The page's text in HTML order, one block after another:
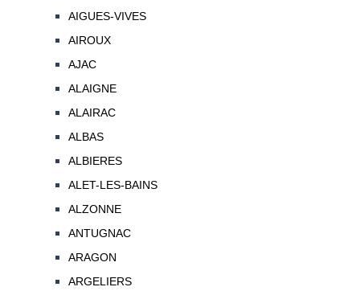
AIGUES-VIVES
AIROUX
AJAC
ALAIGNE
ALAIRAC
ALBAS
ALBIERES
ALET-LES-BAINS
ALZONNE
ANTUGNAC
ARAGON
ARGELIERS